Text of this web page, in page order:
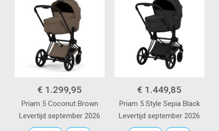
€ 1.299,95
Priam 5 Coconut Brown
Levertijd september 2026
€ 1.449,85
Priam 5 Style Sepia Black
Levertijd september 2026